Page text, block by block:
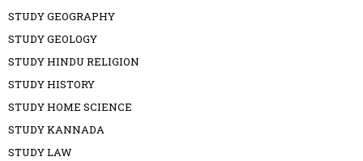
STUDY GEOGRAPHY
STUDY GEOLOGY
STUDY HINDU RELIGION
STUDY HISTORY
STUDY HOME SCIENCE
STUDY KANNADA
STUDY LAW